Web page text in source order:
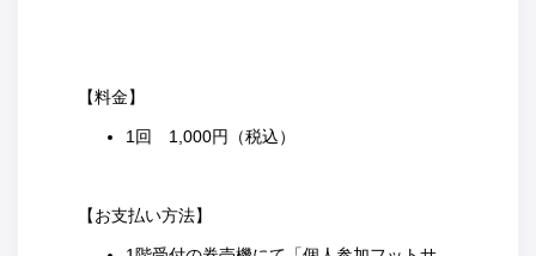
【料金】
1回 1,000円（税込）
【お支払い方法】